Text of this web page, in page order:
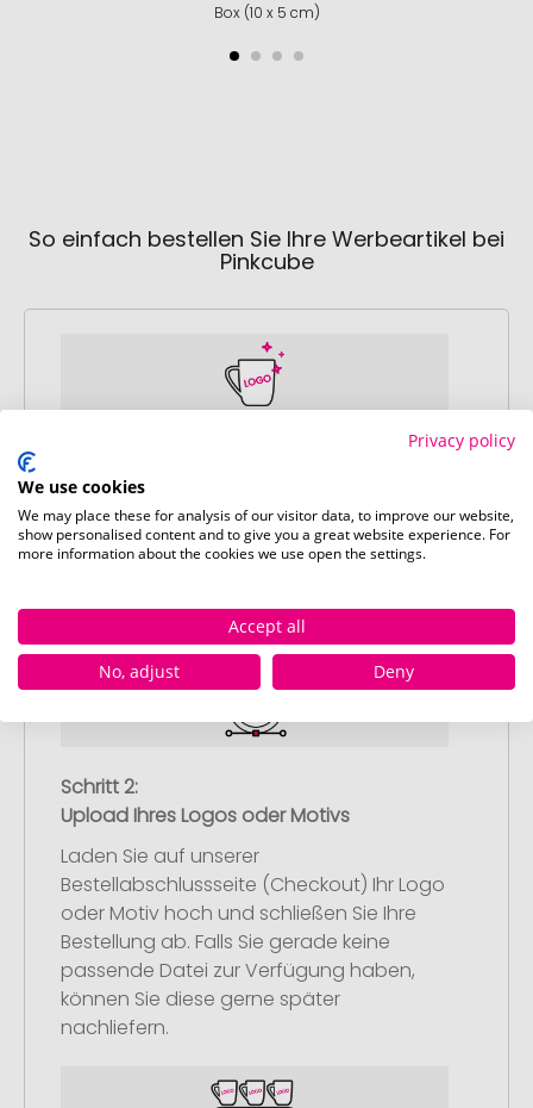
Box (10 x 5 cm)
So einfach bestellen Sie Ihre Werbeartikel bei
Pinkcube
Artikelkonfiguration
Wählen Sie Ihre gewünschten
Werbeartikel aus und passen Sie diese
nach Ihren Vorstellungen an.
Artikel in Ihren Warenkorb.
Schritt 2:
Upload Ihres Logos oder Motivs
Laden Sie auf unserer
Bestellabschlussseite (Checkout) Ihr Logo
oder Motiv hoch und schließen Sie Ihre
Bestellung ab. Falls Sie gerade keine
passende Datei zur Verfügung haben,
können Sie diese gerne später
nachliefern.
Privacy policy
We use cookies
We may place these for analysis of our visitor data, to improve our website,
show personalised content and to give you a great website experience. For
more information about the cookies we use open the settings.
Accept all
No, adjust
Deny